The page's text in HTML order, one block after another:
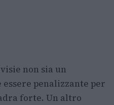
non sia un
penalizzante per
forte. Un altro